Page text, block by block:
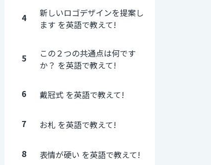
4
新しいロゴデザインを提案し
ます を英語で教えて!
5
この２つの共通点は何です
か？ を英語で教えて!
6 戴冠式 を英語で教えて!
7 お札 を英語で教えて!
8 表情が硬い を英語で教えて!